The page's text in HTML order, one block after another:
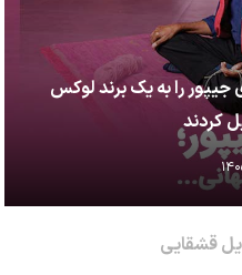
را به یک برند لوکس
کردند
۱۱
قشقایی